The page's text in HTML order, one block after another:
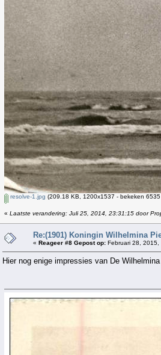
resolve-1.jpg (209.18 KB, 1200x1537 - bekeken 6535
« Laatste verandering: Juli 25, 2014, 23:31:15 door
Re:(1901) Koningin Wilhelmina
« Reageer #8 Gepost op: Februari 28,
Hier nog enige impressies van De